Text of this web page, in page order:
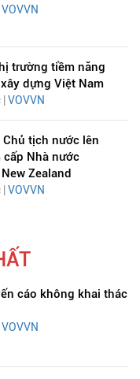
VOVVN
trường tiềm năng
dựng Việt Nam
VOVVN
Chủ tịch nước lên
Nhà nước
Zealand
VOVVN
cáo không khai thác
VOVVN